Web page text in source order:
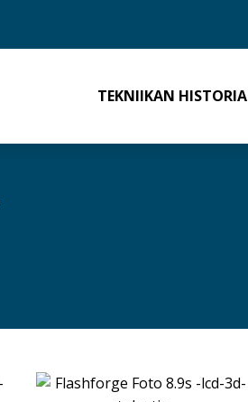
TEKNIIKAN HISTORIA